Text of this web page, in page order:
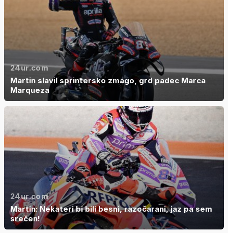
24ur.com
Martin slavil sprintersko zmago, grd padec Marca
Marqueza
24ur.com
Martin: Nekateri bi bili besni, razočarani, jaz pa sem
srečen!